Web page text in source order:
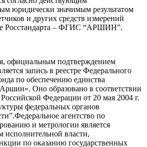
юридически значимым результатом
и других средств измерений
Росстандарта – ФГИС “АРШИН”.
официальным подтверждением
запись в реестре Федерального
по обеспечению единства
Оно образовано в соответствии
Федерации от 20 мая 2004 г.
федеральных органов
агентство по
и метрологии является
исполнительной власти,
по оказанию государственных